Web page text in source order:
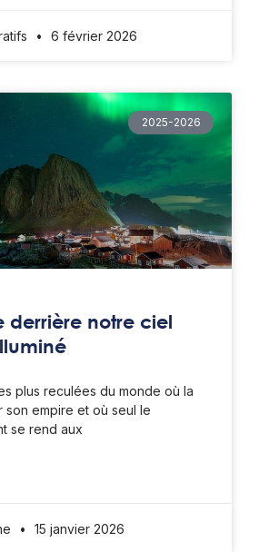
6 février 2026
2025-2026
derrière notre ciel
plus reculées du monde où la
son empire et où seul le
se rend aux
15 janvier 2026